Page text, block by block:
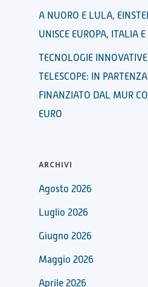
A NUORO E LULA,
UNISCE EUROPA, ITALIA
TECNOLOGIE INNOVATIVE
TELESCOPE: IN
FINANZIATO DAL MUR
EURO
ARCHIVI
Agosto 2026
Luglio 2026
Giugno 2026
Maggio 2026
Aprile 2026